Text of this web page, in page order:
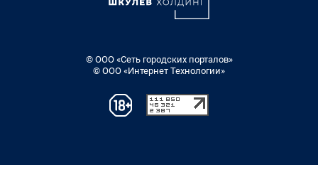
© ООО «Сеть городских порталов»
© ООО «Интернет Технологии»